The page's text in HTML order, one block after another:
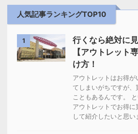
人気記事ランキングTOP10
1
行くなら絶対に
【アウトレット
け方！
アウトレットはお得が
てしまいがちですが、
こともあるんです。
アウトレットでお得
して紹介したいと思い